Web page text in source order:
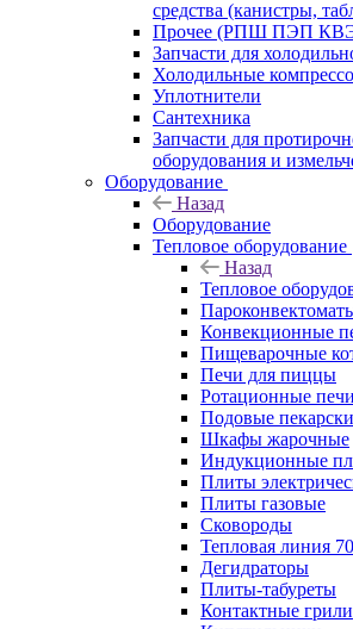
средства (канистры,
Прочее (РПШ ПЭП КВЭ
Запчасти для
Холодильные
Уплотнители
Сантехника
Запчасти для
оборудования и
Оборудование
Назад
Оборудование
Тепловое оборудование
Назад
Тепловое
Конвекционные
Пищеварочные
Печи для пиццы
Ротационные печи
Подовые
Шкафы жарочные
Индукционные
Плиты
Плиты газовые
Сковороды
Тепловая линия
Дегидраторы
Плиты-табуреты
Контактные грили